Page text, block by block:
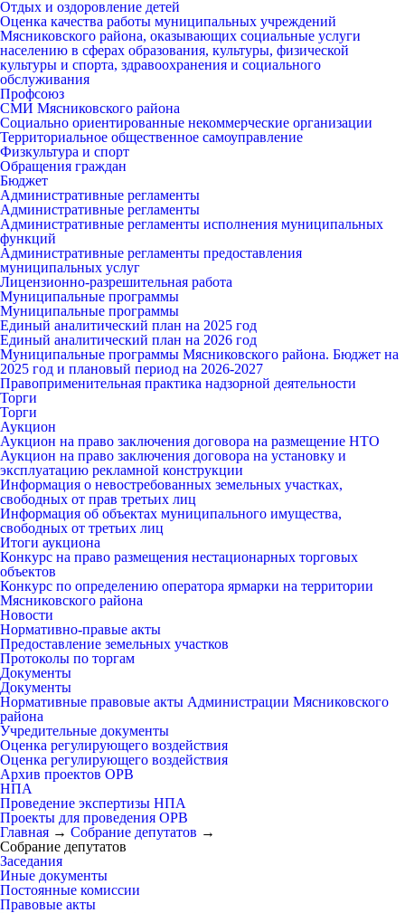
Отдых и оздоровление детей
Оценка качества работы муниципальных учреждений
Мясниковского района, оказывающих социальные услуги
населению в сферах образования, культуры, физической
культуры и спорта, здравоохранения и социального
обслуживания
Профсоюз
СМИ Мясниковского района
Социально ориентированные некоммерческие организации
Территориальное общественное самоуправление
Физкультура и спорт
Обращения граждан
Бюджет
Административные регламенты
Административные регламенты
Административные регламенты исполнения муниципальных
функций
Административные регламенты предоставления
муниципальных услуг
Лицензионно-разрешительная работа
Муниципальные программы
Муниципальные программы
Единый аналитический план на 2025 год
Единый аналитический план на 2026 год
Муниципальные программы Мясниковского района. Бюджет на
2025 год и плановый период на 2026-2027
Правоприменительная практика надзорной деятельности
Торги
Торги
Аукцион
Аукцион на право заключения договора на размещение НТО
Аукцион на право заключения договора на установку и
эксплуатацию рекламной конструкции
Информация о невостребованных земельных участках,
свободных от прав третьих лиц
Информация об объектах муниципального имущества,
свободных от третьих лиц
Итоги аукциона
Конкурс на право размещения нестационарных торговых
объектов
Конкурс по определению оператора ярмарки на территории
Мясниковского района
Новости
Нормативно-правые акты
Предоставление земельных участков
Протоколы по торгам
Документы
Документы
Нормативные правовые акты Администрации Мясниковского
района
Учредительные документы
Оценка регулирующего воздействия
Оценка регулирующего воздействия
Архив проектов ОРВ
НПА
Проведение экспертизы НПА
Проекты для проведения ОРВ
Главная → Собрание депутатов →
Собрание депутатов
Заседания
Иные документы
Постоянные комиссии
Правовые акты